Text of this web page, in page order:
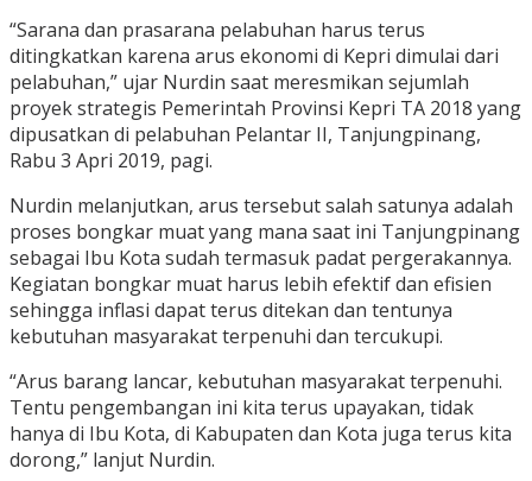
“Sarana dan prasarana pelabuhan harus terus
ditingkatkan karena arus ekonomi di Kepri dimulai dari
pelabuhan,” ujar Nurdin saat meresmikan sejumlah
proyek strategis Pemerintah Provinsi Kepri TA 2018 yang
dipusatkan di pelabuhan Pelantar II, Tanjungpinang,
Rabu 3 Apri 2019, pagi.
Nurdin melanjutkan, arus tersebut salah satunya adalah
proses bongkar muat yang mana saat ini Tanjungpinang
sebagai Ibu Kota sudah termasuk padat pergerakannya.
Kegiatan bongkar muat harus lebih efektif dan efisien
sehingga inflasi dapat terus ditekan dan tentunya
kebutuhan masyarakat terpenuhi dan tercukupi.
“Arus barang lancar, kebutuhan masyarakat terpenuhi.
Tentu pengembangan ini kita terus upayakan, tidak
hanya di Ibu Kota, di Kabupaten dan Kota juga terus kita
dorong,” lanjut Nurdin.